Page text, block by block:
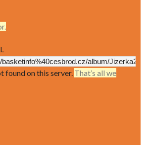
basketinfo%40cesbrod.cz/album/
found on this server. That’s all we